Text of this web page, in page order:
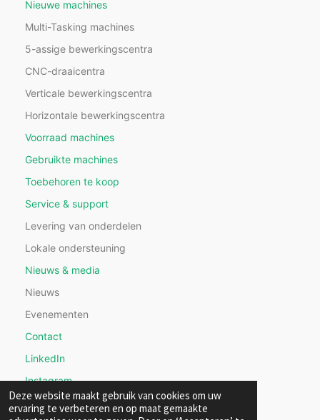
Deze website maakt gebruik van cookies om uw
ervaring te verbeteren en op maat gemaakte
Nieuwe machines
Multi-Tasking machines
5-assige bewerkingscentra
CNC-draaicentra
Verticale bewerkingscentra
Horizontale bewerkingscentra
Voorraad machines
Gebruikte machines
Toebehoren te koop
Service & support
Levering van onderdelen
Lokale ondersteuning
Nieuws & media
Nieuws
Evenementen
Contact
LinkedIn
Instagram